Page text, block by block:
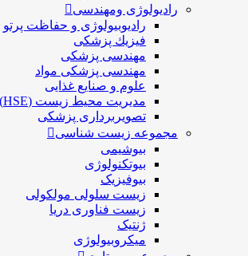
رادیولوژی ومهندسی
رادیوبیولوژی و حفاظت پرتو
فيزيك پزشکی
مهندسی پزشکی
مهندسی پزشکی مواد
علوم و صنايع غذایی
مدیریت محیط زیست (HSE)
تصویربرداری پزشکی
مجموعه زیست شناسی
بیوشیمی
بیوتکنولوژی
بیوفیزیک
زیست سلولی مولکولی
زیست فناوری دریا
ژنتیک
میکروبیولوژی